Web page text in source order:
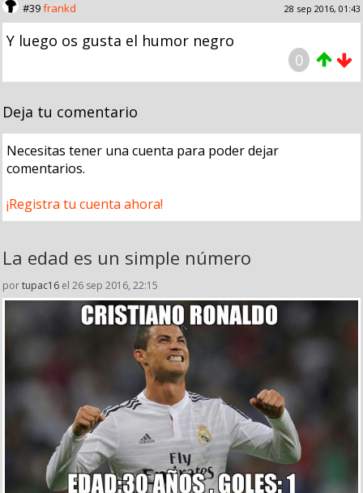
#39frankd 28 sep 2016, 01:43
Y luego os gusta el humor negro
0
Deja tu comentario
Necesitas tener una cuenta para poder dejar
comentarios.
¡Registra tu cuenta ahora!
La edad es un simple número
portupac16 el 26 sep 2016, 22:15